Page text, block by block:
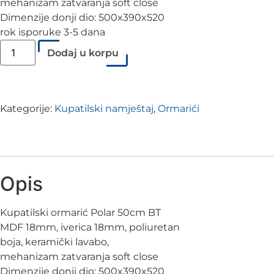
mehanizam zatvaranja soft close
Dimenzije donji dio: 500x390x520
rok isporuke 3-5 dana
Dodaj u korpu
Kategorije: Kupatilski namještaj, Ormarići
Opis
Kupatilski ormarić Polar 50cm BT
MDF 18mm, iverica 18mm, poliuretan
boja, keramički lavabo,
mehanizam zatvaranja soft close
Dimenzije donji dio: 500x390x520